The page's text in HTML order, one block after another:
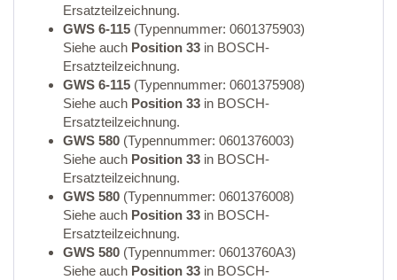
Ersatzteilzeichnung.
GWS 6-115 (Typennummer: 0601375903)
Siehe auch Position 33 in BOSCH-
Ersatzteilzeichnung.
GWS 6-115 (Typennummer: 0601375908)
Siehe auch Position 33 in BOSCH-
Ersatzteilzeichnung.
GWS 580 (Typennummer: 0601376003)
Siehe auch Position 33 in BOSCH-
Ersatzteilzeichnung.
GWS 580 (Typennummer: 0601376008)
Siehe auch Position 33 in BOSCH-
Ersatzteilzeichnung.
GWS 580 (Typennummer: 06013760A3)
Siehe auch Position 33 in BOSCH-